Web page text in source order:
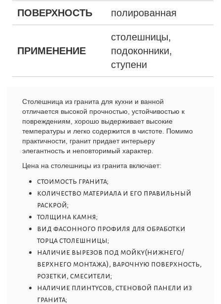
ПОВЕРХНОСТЬ полированная
ПРИМЕНЕНИЕ
столешницы,
подоконники,
ступени
Столешница из гранита для кухни и ванной
отличается высокой прочностью, устойчивостью к
повреждениям, хорошо выдерживает высокие
температуры и легко содержится в чистоте. Помимо
практичности, гранит придает интерьеру
элегантность и неповторимый характер.
Цена на столешницы из гранита включает:
стоимость гранита;
количество материала и его правильный
раскрой;
толщина камня;
вид фасонного профиля для обработки
торца столешницы;
наличие вырезов под мойку(нижнего/
верхнего монтажа), варочную поверхность,
розетки, смесители;
наличие плинтусов, стеновой панели из
гранита;